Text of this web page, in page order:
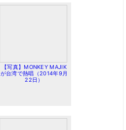
【写真】MONKEY MAJIK
が台湾で熱唱（2014年9月
22日）